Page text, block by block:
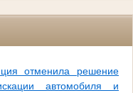
отменила решение
автомобиля и